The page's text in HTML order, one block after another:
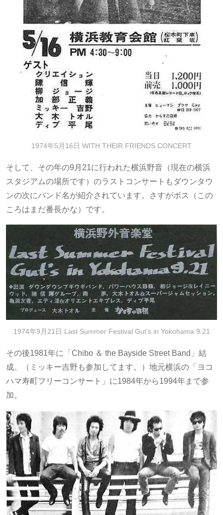
1974年5月16日 WITH THEIR FRIENDS CONCERT
そして、その年の9月21に行われた横浜野音（現在の横浜
スタジアムの場所です）のラストコンサートもダウンタウ
ンの次にバンド名が紹介されています。さすがボス（この
ころはまだ番長かな）です。
1974年9月21日 Last Summer Festival Gut’s in Yokohama 9.21
その後1981年に「Chibo ＆ the Bayside Street Band」結
成。（ミッキー吉野も参加してます。）地元横浜の「ヨコ
ハマ寿町フリーコンサート」に1984年から1994年まで参
加。